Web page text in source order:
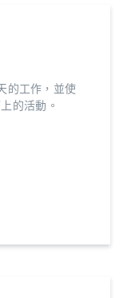
的工作，並使
的活動。